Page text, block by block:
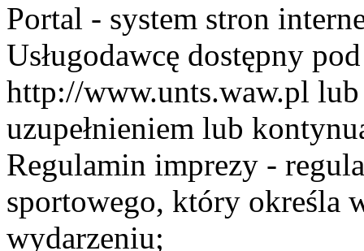
Portal - system stron
Usługodawcę dostępny
http://www.unts.waw.pl lub
uzupełnieniem lub
Regulamin imprezy -
sportowego, który określa
wydarzeniu;